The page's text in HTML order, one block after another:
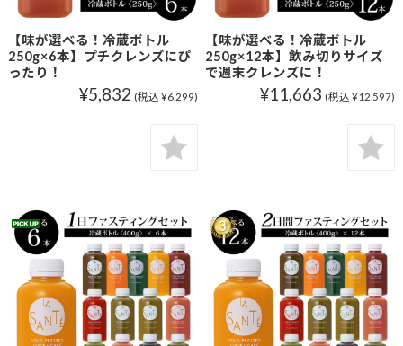
【味が選べる！冷蔵ボトル
250g×6本】プチクレンズにぴ
ったり！
¥5,832 (税込 ¥6,299)
【味が選べる！冷蔵ボトル
250g×12本】飲み切りサイズ
で週末クレンズに！
¥11,663 (税込 ¥12,597)